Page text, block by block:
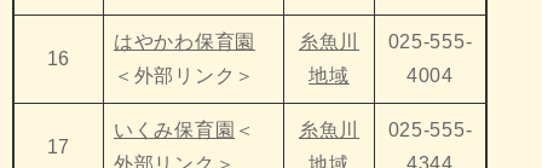
16
はやかわ保育園
＜外部リンク＞
糸魚川
地域
025-555-
4004
17
いくみ保育園 ＜
糸魚川
025-555-